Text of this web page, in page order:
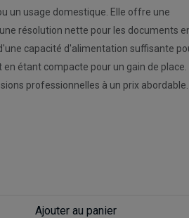
un usage domestique. Elle offre une
résolution nette pour les documents
capacité d'alimentation suffisante
étant compacte pour un gain de place.
professionnelles à un prix abordable.
Ajouter au panier